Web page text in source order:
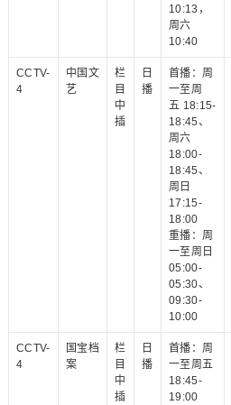
10:13，
周六
10:40
CCTV-
4
中国文
艺
栏
目
中
插
日
播
首播：周
一至周
五 18:15-
18:45、
周六
18:00-
18:45、
周日
17:15-
18:00
重播：周
一至周日
05:00-
05:30、
09:30-
10:00
CCTV-
4
国宝档
案
栏
目
中
插
日
播
首播：周
一至周五
18:45-
19:00